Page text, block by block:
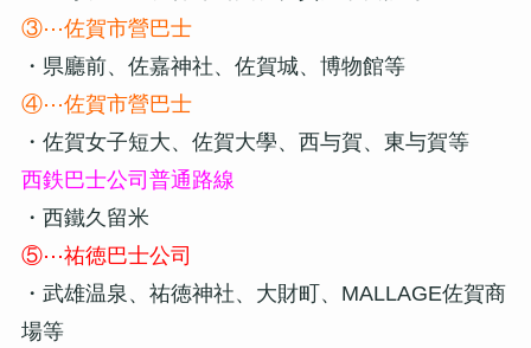
③⋯佐賀市營巴士
・県廳前、佐嘉神社、佐賀城、博物館等
④⋯佐賀市營巴士
・佐賀女子短大、佐賀大學、西与賀、東与賀等
西鉄巴士公司普通路線
・西鐵久留米
⑤⋯祐徳巴士公司
・武雄温泉、祐徳神社、大財町、MALLAGE佐賀商
場等